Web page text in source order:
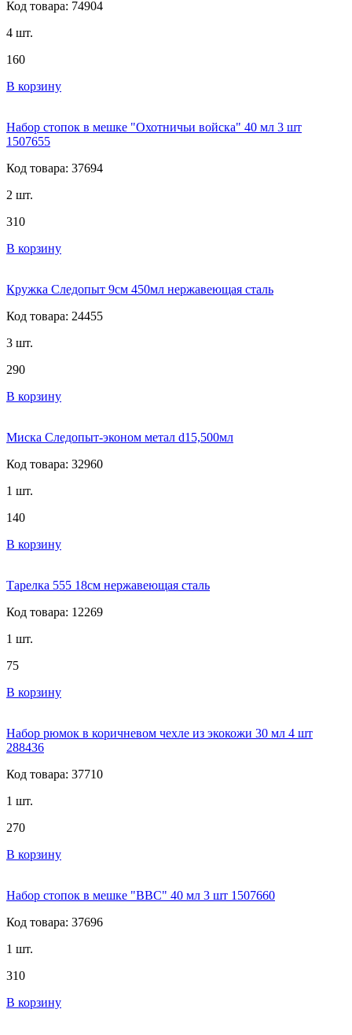
Код товара: 74904
4 шт.
160
В корзину
Набор стопок в мешке "Охотничьи войска" 40 мл 3 шт
1507655
Код товара: 37694
2 шт.
310
В корзину
Кружка Следопыт 9см 450мл нержавеющая сталь
Код товара: 24455
3 шт.
290
В корзину
Миска Следопыт-эконом метал d15,500мл
Код товара: 32960
1 шт.
140
В корзину
Тарелка 555 18см нержавеющая сталь
Код товара: 12269
1 шт.
75
В корзину
Набор рюмок в коричневом чехле из экокожи 30 мл 4 шт
288436
Код товара: 37710
1 шт.
270
В корзину
Набор стопок в мешке "ВВС" 40 мл 3 шт 1507660
Код товара: 37696
1 шт.
310
В корзину